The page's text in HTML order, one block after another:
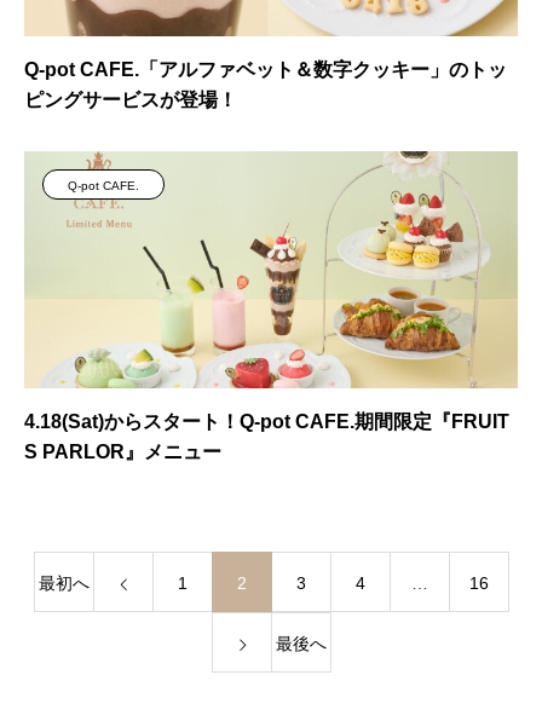
Q-pot CAFE.「アルファベット＆数字クッキー」のトッ
ピングサービスが登場！
Q-pot CAFE.
4.18(Sat)からスタート！Q-pot CAFE.期間限定『FRUIT
S PARLOR』メニュー
最初へ 1 2 3 4 16
最後へ